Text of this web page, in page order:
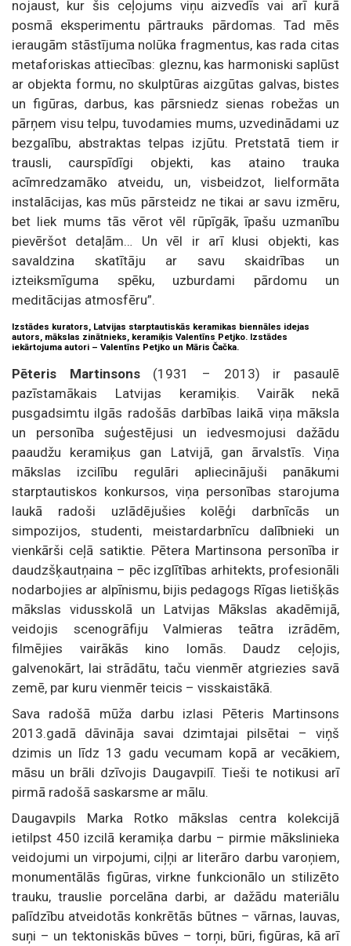
nojaust, kur šis ceļojums viņu aizvedīs vai arī kurā
posmā eksperimentu pārtrauks pārdomas. Tad mēs
ieraugām stāstījuma nolūka fragmentus, kas rada citas
metaforiskas attiecības: gleznu, kas harmoniski saplūst
ar objekta formu, no skulptūras aizgūtas galvas, bistes
un figūras, darbus, kas pārsniedz sienas robežas un
pārņem visu telpu, tuvodamies mums, uzvedinādami uz
bezgalību, abstraktas telpas izjūtu. Pretstatā tiem ir
trausli, caurspīdīgi objekti, kas ataino trauka
acīmredzamāko atveidu, un, visbeidzot, lielformāta
instalācijas, kas mūs pārsteidz ne tikai ar savu izmēru,
bet liek mums tās vērot vēl rūpīgāk, īpašu uzmanību
pievēršot detaļām… Un vēl ir arī klusi objekti, kas
savaldzina skatītāju ar savu skaidrības un
izteiksmīguma spēku, uzburdami pārdomu un
meditācijas atmosfēru”.
Izstādes kurators, Latvijas starptautiskās keramikas biennāles idejas
autors, mākslas zinātnieks, keramiķis Valentīns Petjko. Izstādes
iekārtojuma autori – Valentīns Petjko un Māris Čačka.
Pēteris Martinsons(1931 – 2013) ir pasaulē
pazīstamākais Latvijas keramiķis. Vairāk nekā
pusgadsimtu ilgās radošās darbības laikā viņa māksla
un personība suģestējusi un iedvesmojusi dažādu
paaudžu keramiķus gan Latvijā, gan ārvalstīs. Viņa
mākslas izcilību regulāri apliecinājuši panākumi
starptautiskos konkursos, viņa personības starojuma
laukā radoši uzlādējušies kolēģi darbnīcās un
simpozijos, studenti, meistardarbnīcu dalībnieki un
vienkārši ceļā satiktie. Pētera Martinsona personība ir
daudzšķautņaina – pēc izglītības arhitekts, profesionāli
nodarbojies ar alpīnismu, bijis pedagogs Rīgas lietišķās
mākslas vidusskolā un Latvijas Mākslas akadēmijā,
veidojis scenogrāfiju Valmieras teātra izrādēm,
filmējies vairākās kino lomās. Daudz ceļojis,
galvenokārt, lai strādātu, taču vienmēr atgriezies savā
zemē, par kuru vienmēr teicis – visskaistākā.
Sava radošā mūža darbu izlasi Pēteris Martinsons
2013.gadā dāvināja savai dzimtajai pilsētai – viņš
dzimis un līdz 13 gadu vecumam kopā ar vecākiem,
māsu un brāli dzīvojis Daugavpilī. Tieši te notikusi arī
pirmā radošā saskarsme ar mālu.
Daugavpils Marka Rotko mākslas centra kolekcijā
ietilpst 450 izcilā keramiķa darbu – pirmie mākslinieka
veidojumi un virpojumi, ciļņi ar literāro darbu varoņiem,
monumentālās figūras, virkne funkcionālo un stilizēto
trauku, trauslie porcelāna darbi, ar dažādu materiālu
palīdzību atveidotās konkrētās būtnes – vārnas, lauvas,
suņi – un tektoniskās būves – torņi, būri, figūras, kā arī